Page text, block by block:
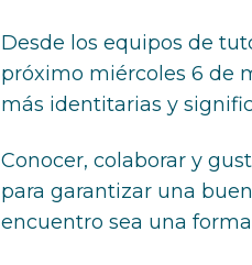
Desde los equipos de
próximo miércoles 6 de
más identitarias y
Conocer, colaborar y
para garantizar una
encuentro sea una